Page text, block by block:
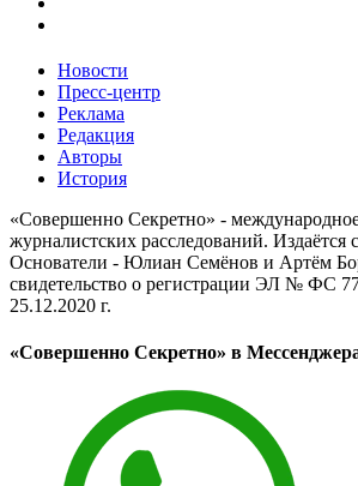
Новости
Пресс-центр
Реклама
Редакция
Авторы
История
«Совершенно Секретно» -
журналистских расследований. Издаётся
Основатели - Юлиан Семёнов и Артём
свидетельство о регистрации ЭЛ № ФС
25.12.2020 г.
«Совершенно Секретно» в